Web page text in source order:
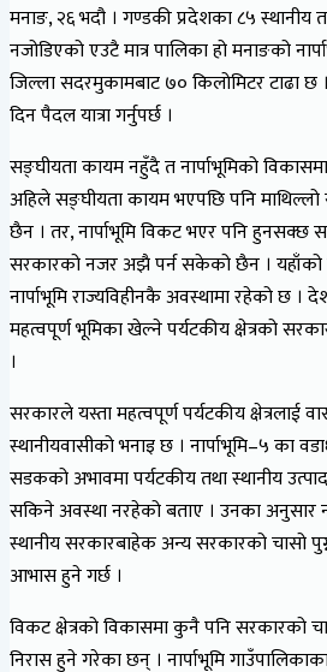
मनाङ, २६ भदौ । गण्डकी प्रदेशका ८५
नजोडिएको एउटै मात्र पालिका हो मनाङको
जिल्ला सदरमुकामबाट ७० किलोमिटर टाढा छ
दिन पैदल यात्रा गर्नुपर्छ ।
सङ्घीयता कायम नहुँदै त नार्पाभूमिको
अहिले सङ्घीयता कायम भएपछि पनि
छैन । तर, नार्पाभूमि विकट भएर पनि हुनसक्छ
सरकारको नजर अझै पर्न सकेको छैन । यहाँको
नार्पाभूमि राज्यविहीनकै अवस्थामा रहेको छ ।
महत्वपूर्ण भूमिका खेल्ने पर्यटकीय क्षेत्रको
।
सरकारले यस्ता महत्वपूर्ण पर्यटकीय क्षेत्रलाई
स्थानीयवासीको भनाइ छ । नार्पाभूमि–५ का
सडकको अभावमा पर्यटकीय तथा स्थानीय
सकिने अवस्था नरहेको बताए । उनका अनुसार
स्थानीय सरकारबाहेक अन्य सरकारको चासो
आभास हुने गर्छ ।
विकट क्षेत्रको विकासमा कुनै पनि सरकारको
निरास हुने गरेका छन् । नार्पाभूमि गाउँपालिकाका